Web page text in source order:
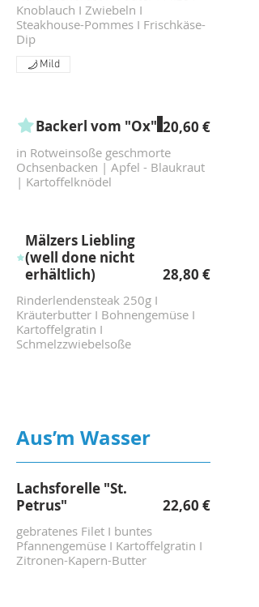
Knoblauch I Zwiebeln I
Steakhouse-Pommes I Frischkäse-
Dip
Mild
Backerl vom "Ox"
in Rotweinsoße geschmorte
Ochsenbacken | Apfel - Blaukraut
| Kartoffelknödel
20,60 €
Mälzers Liebling
(well done nicht
erhältlich)
Rinderlendensteak 250g I
Kräuterbutter I Bohnengemüse I
Kartoffelgratin I
Schmelzzwiebelsoße
28,80 €
Aus’m Wasser
Lachsforelle "St.
Petrus"
gebratenes Filet I buntes
Pfannengemüse I Kartoffelgratin I
Zitronen-Kapern-Butter
22,60 €